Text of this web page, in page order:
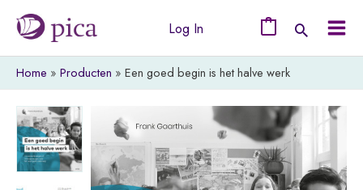
naar
de
inhoud
Log In
Home Producten Een goed begin is het halve werk